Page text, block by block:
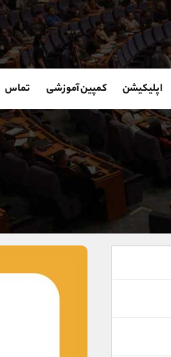
اپلیکیشن کمپین آموزشی تماس
شروع گفتگو
@Armteam_admin_103
103
تلگرام